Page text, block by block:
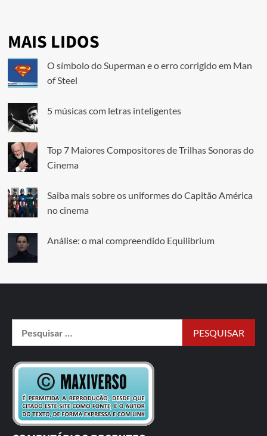
MAIS LIDOS
O símbolo do Superman e o erro corrigido em Man
of Steel
5 músicas com letras inteligentes
Top 7 Maiores Compositores de Trilhas Sonoras do
Cinema
Saiba mais sobre os uniformes do Capitão América
no cinema
Análise: o mal compreendido Equilibrium